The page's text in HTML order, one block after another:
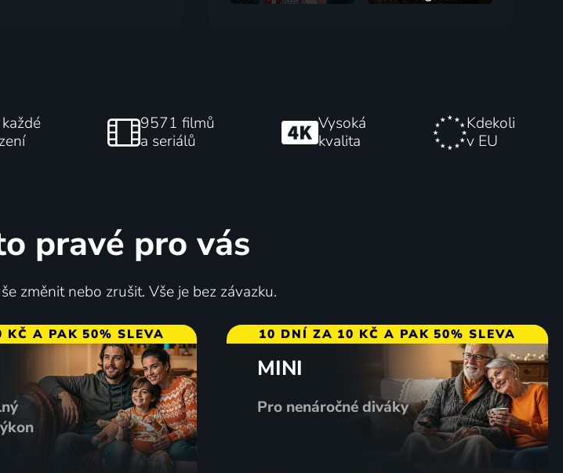
9571 filmů
a seriálů
Vysoká
kvalita
Kdekoli
v EU
pravé pro vás
změnit nebo zrušit. Vše je bez závazku.
A PAK 50% SLEVA 10 DNÍ ZA 10 KČ A PAK 50% SLEVA
MINI
Pro nenáročné diváky